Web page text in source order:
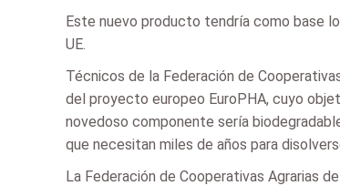
Este nuevo producto tendría como base
UE.
Técnicos de la Federación de
del proyecto europeo EuroPHA, cuyo
novedoso componente sería
que necesitan miles de años para
La Federación de Cooperativas Agrarias